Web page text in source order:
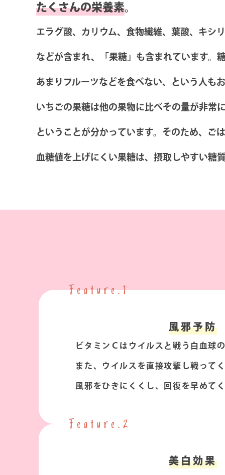
たくさんの栄養素。
エラグ酸、カリウム、食物繊維、葉酸、キシ
などが含まれ、「果糖」も含まれています。
あまりフルーツなどを食べない、という人も
いちごの果糖は他の果物に比べその量が非常
ということが分かっています。そのため、ご
血糖値を上げにくい果糖は、摂取しやすい糖
Feature.1
風邪予防
ビタミンＣはウイルスと戦う白血球
また、ウイルスを直接攻撃し戦って
風邪をひきにくくし、回復を早めて
Feature.2
美白効果